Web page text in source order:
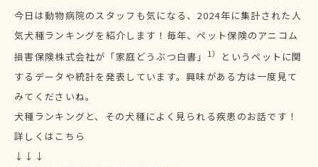
今日は動物病院のスタッフも気になる、2024年に集計された人
気犬種ランキングを紹介します！毎年、ペット保険のアニコム
損害保険株式会社が「家庭どうぶつ白書」
1）
というペットに関
するデータや統計を発表しています。興味がある方は一度見て
みてくださいね。
犬種ランキングと、その犬種によく見られる疾患のお話です！
詳しくはこちら
↓↓↓